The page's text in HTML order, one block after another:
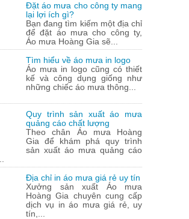
Đặt áo mưa cho công ty mang
lại lợi ích gì?
Bạn đang tìm kiếm một địa chỉ
để đặt áo mưa cho công ty,
Áo mưa Hoàng Gia sẽ...
Tìm hiểu về áo mưa in logo
Áo mưa in logo cũng có thiết
kế và công dụng giống như
những chiếc áo mưa thông...
Quy trình sản xuất áo mưa
quảng cáo chất lượng
Theo chân Áo mưa Hoàng
Gia để khám phá quy trình
sản xuất áo mưa quảng cáo
Địa chỉ in áo mưa giá rẻ uy tín
Xưởng sản xuất Áo mưa
Hoàng Gia chuyên cung cấp
dịch vụ in áo mưa giá rẻ, uy
tín,...